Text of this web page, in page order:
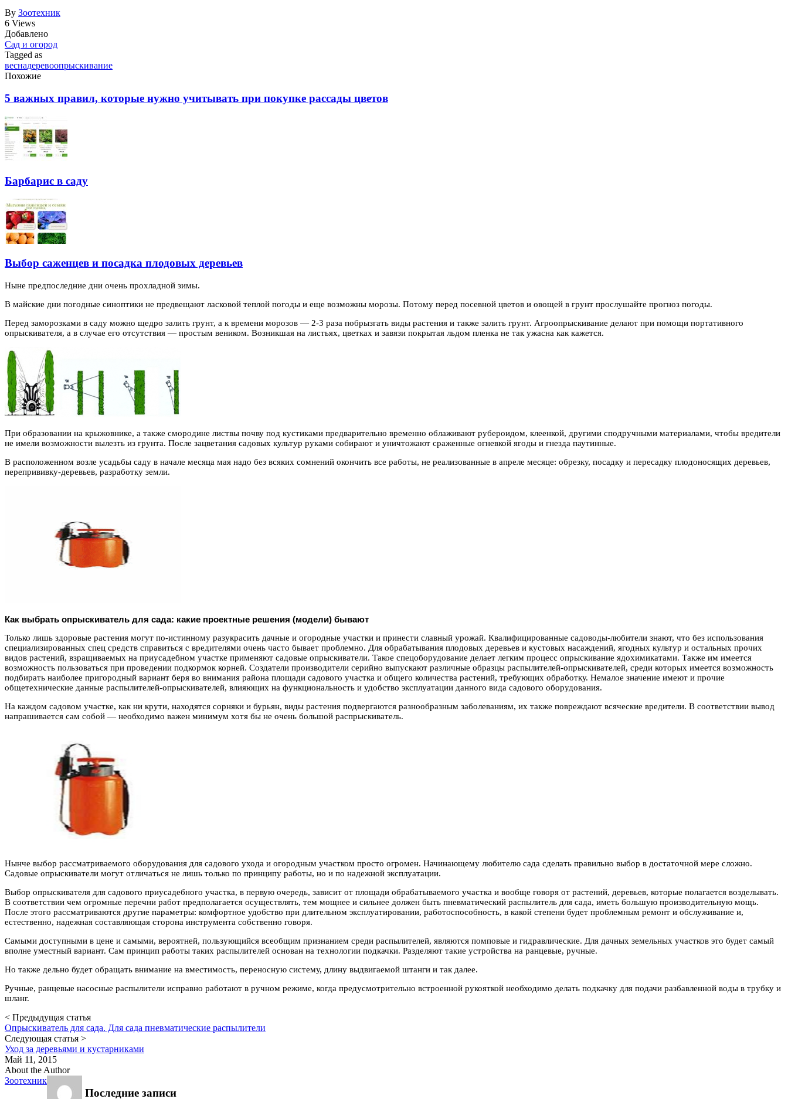
By Зоотехник
6 Views
Добавлено
Сад и огород
Tagged as
веснадеревоопрыскивание
Похожие
5 важных правил, которые нужно учитывать при покупке рассады цветов
Барбарис в саду
Выбор саженцев и посадка плодовых деревьев
Ныне предпоследние дни очень прохладной зимы.
В майские дни погодные синоптики не предвещают ласковой теплой погоды и еще возможны морозы. Потому перед посевной цветов и овощей в грунт прослушайте прогноз погоды.
Перед заморозками в саду можно щедро залить грунт, а к времени морозов — 2-3 раза побрызгать виды растения и также залить грунт. Агроопрыскивание делают при помощи портативного
опрыскивателя, а в случае его отсутствия — простым веником. Возникшая на листьях, цветках и завязи покрытая льдом пленка не так ужасна как кажется.
При образовании на крыжовнике, а также смородине листвы почву под кустиками предварительно временно облаживают рубероидом, клеенкой, другими сподручными материалами, чтобы вредители
не имели возможности вылезть из грунта. После зацветания садовых культур руками собирают и уничтожают сраженные огневкой ягоды и гнезда паутинные.
В расположенном возле усадьбы саду в начале месяца мая надо без всяких сомнений окончить все работы, не реализованные в апреле месяце: обрезку, посадку и пересадку плодоносящих деревьев,
перепрививку-деревьев, разработку земли.
Как выбрать опрыскиватель для сада: какие проектные решения (модели) бывают
Только лишь здоровые растения могут по-истинному разукрасить дачные и огородные участки и принести славный урожай. Квалифицированные садоводы-любители знают, что без использования
специализированных спец средств справиться с вредителями очень часто бывает проблемно. Для обрабатывания плодовых деревьев и кустовых насаждений, ягодных культур и остальных прочих
видов растений, взращиваемых на приусадебном участке применяют садовые опрыскиватели. Такое спецоборудование делает легким процесс опрыскивание ядохимикатами. Также им имеется
возможность пользоваться при проведении подкормок корней. Создатели производители серийно выпускают различные образцы распылителей-опрыскивателей, среди которых имеется возможность
подбирать наиболее пригородный вариант беря во внимания района площади садового участка и общего количества растений, требующих обработку. Немалое значение имеют и прочие
общетехнические данные распылителей-опрыскивателей, влияющих на функциональность и удобство эксплуатации данного вида садового оборудования.
На каждом садовом участке, как ни крути, находятся сорняки и бурьян, виды растения подвергаются разнообразным заболеваниям, их также повреждают всяческие вредители. В соответствии вывод
напрашивается сам собой — необходимо важен минимум хотя бы не очень большой распрыскиватель.
Нынче выбор рассматриваемого оборудования для садового ухода и огородным участком просто огромен. Начинающему любителю сада сделать правильно выбор в достаточной мере сложно.
Садовые опрыскиватели могут отличаться не лишь только по принципу работы, но и по надежной эксплуатации.
Выбор опрыскивателя для садового приусадебного участка, в первую очередь, зависит от площади обрабатываемого участка и вообще говоря от растений, деревьев, которые полагается возделывать.
В соответствии чем огромные перечни работ предполагается осуществлять, тем мощнее и сильнее должен быть пневматический распылитель для сада, иметь большую производительную мощь.
После этого рассматриваются другие параметры: комфортное удобство при длительном эксплуатировании, работоспособность, в какой степени будет проблемным ремонт и обслуживание и,
естественно, надежная составляющая сторона инструмента собственно говоря.
Самыми доступными в цене и самыми, вероятней, пользующийся всеобщим признанием среди распылителей, являются помповые и гидравлические. Для дачных земельных участков это будет самый
вполне уместный вариант. Сам принцип работы таких распылителей основан на технологии подкачки. Разделяют такие устройства на ранцевые, ручные.
Но также дельно будет обращать внимание на вместимость, переносную систему, длину выдвигаемой штанги и так далее.
Ручные, ранцевые насосные распылители исправно работают в ручном режиме, когда предусмотрительно встроенной рукояткой необходимо делать подкачку для подачи разбавленной воды в трубку и
шланг.
< Предыдущая статья
Опрыскиватель для сада. Для сада пневматические распылители
Следующая статья >
Уход за деревьями и кустарниками
Май 11, 2015
About the Author
Зоотехник
Последние записи